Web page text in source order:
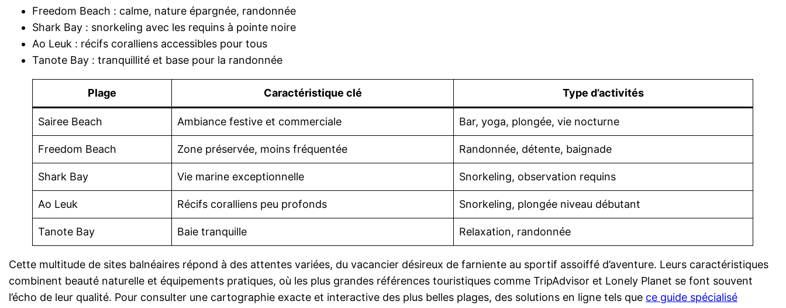
Freedom Beach : calme, nature épargnée, randonnée
Shark Bay : snorkeling avec les requins à pointe noire
Ao Leuk : récifs coralliens accessibles pour tous
Tanote Bay : tranquillité et base pour la randonnée
Plage Caractéristique clé Type d’activités
Sairee Beach Ambiance festive et commerciale Bar, yoga, plongée, vie nocturne
Freedom Beach Zone préservée, moins fréquentée Randonnée, détente, baignade
Shark Bay Vie marine exceptionnelle Snorkeling, observation requins
Ao Leuk Récifs coralliens peu profonds Snorkeling, plongée niveau débutant
Tanote Bay Baie tranquille Relaxation, randonnée
Cette multitude de sites balnéaires répond à des attentes variées, du vacancier désireux de farniente au sportif assoiffé d’aventure. Leurs caractéristiques
combinent beauté naturelle et équipements pratiques, où les plus grandes références touristiques comme TripAdvisor et Lonely Planet se font souvent
l’écho de leur qualité. Pour consulter une cartographie exacte et interactive des plus belles plages, des solutions en ligne tels que ce guide spécialisé